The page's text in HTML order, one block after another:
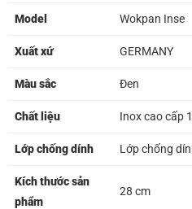
Model Wokpan Inse
Xuất xứ GERMANY
Màu sắc Đen
Chất liệu Inox cao cấp
Lớp chống dính Lớp chống
Kích thước sản
phẩm
28 cm